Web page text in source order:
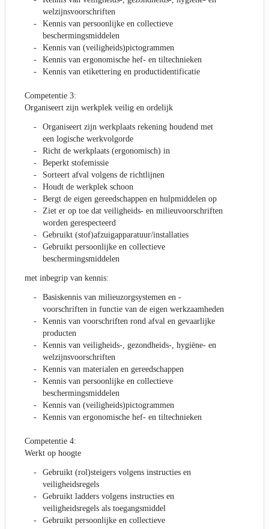
welzijnsvoorschriften
Kennis van persoonlijke en collectieve
beschermingsmiddelen
Kennis van (veiligheids)pictogrammen
Kennis van ergonomische hef- en tiltechnieken
Kennis van etikettering en productidentificatie
Competentie 3:
Organiseert zijn werkplek veilig en ordelijk
Organiseert zijn werkplaats rekening houdend met
een logische werkvolgorde
Richt de werkplaats (ergonomisch) in
Beperkt stofemissie
Sorteert afval volgens de richtlijnen
Houdt de werkplek schoon
Bergt de eigen gereedschappen en hulpmiddelen op
Ziet er op toe dat veiligheids- en milieuvoorschriften
worden gerespecteerd
Gebruikt (stof)afzuigapparatuur/installaties
Gebruikt persoonlijke en collectieve
beschermingsmiddelen
met inbegrip van kennis:
Basiskennis van milieuzorgsystemen en -
voorschriften in functie van de eigen werkzaamheden
Kennis van voorschriften rond afval en gevaarlijke
producten
Kennis van veiligheids-, gezondheids-, hygiëne- en
welzijnsvoorschriften
Kennis van materialen en gereedschappen
Kennis van persoonlijke en collectieve
beschermingsmiddelen
Kennis van (veiligheids)pictogrammen
Kennis van ergonomische hef- en tiltechnieken
Competentie 4:
Werkt op hoogte
Gebruikt (rol)steigers volgens instructies en
veiligheidsregels
Gebruikt ladders volgens instructies en
veiligheidsregels als toegangsmiddel
Gebruikt persoonlijke en collectieve